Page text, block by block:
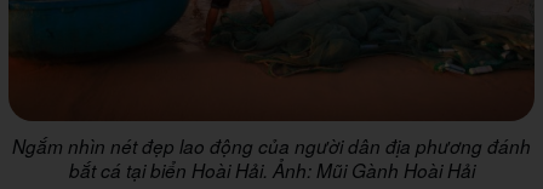
Ngắm nhìn nét đẹp lao động của người dân địa phương đánh
bắt cá tại biển Hoài Hải. Ảnh: Mũi Gành Hoài Hải